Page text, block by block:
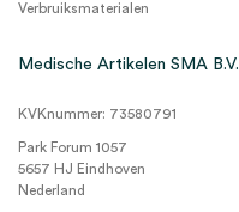
Verbruiksmaterialen
Medische Artikelen SMA B.V.
KVKnummer: 73580791
Park Forum 1057
5657 HJ Eindhoven
Nederland